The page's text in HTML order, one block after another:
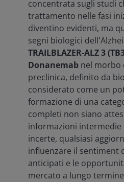
concentrata sugli studi
trattamento nelle fasi
diventino evidenti, ma
segni biologici
TRAILBLAZER‑ALZ 3
Donanemab nel morbo
preclinica, definito da
considerato come un
formazione di una
completi non siano
informazioni intermedie
incerte, qualsiasi
influenzare il sentiment
anticipati e le
mercato a lungo